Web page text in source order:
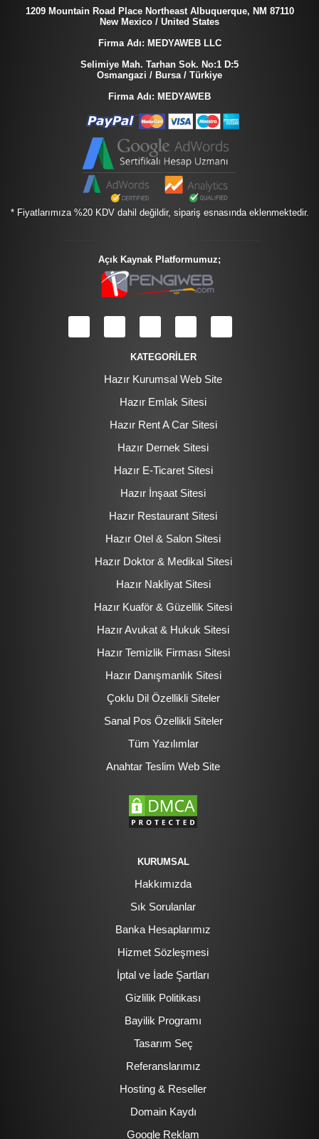
1209 Mountain Road Place Northeast Albuquerque, NM 87110
New Mexico / United States
Firma Adı: MEDYAWEB LLC
Selimiye Mah. Tarhan Sok. No:1 D:5
Osmangazi / Bursa / Türkiye
Firma Adı: MEDYAWEB
* Fiyatlarımıza %20 KDV dahil değildir, sipariş esnasında eklenmektedir.
Açık Kaynak Platformumuz;
KATEGORİLER
Hazır Kurumsal Web Site
Hazır Emlak Sitesi
Hazır Rent A Car Sitesi
Hazır Dernek Sitesi
Hazır E-Ticaret Sitesi
Hazır İnşaat Sitesi
Hazır Restaurant Sitesi
Hazır Otel & Salon Sitesi
Hazır Doktor & Medikal Sitesi
Hazır Nakliyat Sitesi
Hazır Kuaför & Güzellik Sitesi
Hazır Avukat & Hukuk Sitesi
Hazır Temizlik Firması Sitesi
Hazır Danışmanlık Sitesi
Çoklu Dil Özellikli Siteler
Sanal Pos Özellikli Siteler
Tüm Yazılımlar
Anahtar Teslim Web Site
KURUMSAL
Hakkımızda
Sık Sorulanlar
Banka Hesaplarımız
Hizmet Sözleşmesi
İptal ve İade Şartları
Gizlilik Politikası
Bayilik Programı
Tasarım Seç
Referanslarımız
Hosting & Reseller
Domain Kaydı
Google Reklam